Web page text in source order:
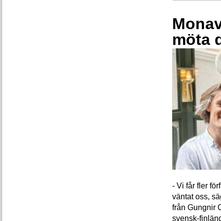
möta
- Vi får fler
väntat oss,
från Gungnir
svensk-